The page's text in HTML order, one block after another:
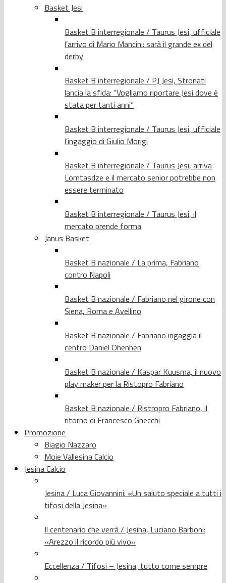
Basket Jesi
Basket B interregionale / Taurus Jesi, ufficiale
l’arrivo di Mario Mancini: sarà il grande ex del
derby
Basket B interregionale / PJ Jesi, Stronati
lancia la sfida: “Vogliamo riportare Jesi dove è
stata per tanti anni”
Basket B interregionale / Taurus Jesi, ufficiale
l’ingaggio di Giulio Morigi
Basket B interregionale / Taurus Jesi, arriva
Lomtasdze e il mercato senior potrebbe non
essere terminato
Basket B interregionale / Taurus Jesi, il
mercato prende forma
Janus Basket
Basket B nazionale / La prima, Fabriano
contro Napoli
Basket B nazionale / Fabriano nel girone con
Siena, Roma e Avellino
Basket B nazionale / Fabriano ingaggia il
centro Daniel Ohenhen
Basket B nazionale / Kaspar Kuusma, il nuovo
play maker per la Ristopro Fabriano
Basket B nazionale / Ristropro Fabriano, il
ritorno di Francesco Gnecchi
Promozione
Biagio Nazzaro
Moie Vallesina Calcio
Jesina Calcio
Jesina / Luca Giovannini: «Un saluto speciale a tutti i
tifosi della Jesina»
Il centenario che verrà / Jesina, Luciano Barboni:
«Arezzo il ricordo più vivo»
Eccellenza / Tifosi – Jesina, tutto come sempre